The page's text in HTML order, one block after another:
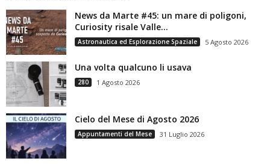
News da Marte #45: un mare di poligoni,
Curiosity risale Valle...
Astronautica ed Esplorazione Spaziale 5 Agosto 2026
Una volta qualcuno li usava
280 1 Agosto 2026
Cielo del Mese di Agosto 2026
Appuntamenti del Mese 31 Luglio 2026